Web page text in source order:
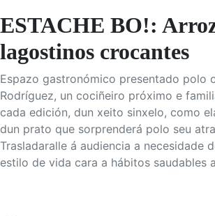
ESTACHE BO!:
lagostinos crocantes
Espazo gastronómico presentado polo
Rodríguez, un cociñeiro próximo e
cada edición, dun xeito sinxelo, como
dun prato que sorprenderá polo seu
Trasladaralle á audiencia a necesidade
estilo de vida cara a hábitos saudables